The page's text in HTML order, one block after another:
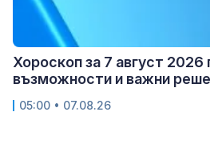
Хороскоп за 7 август 2026
възможности и важни
05:00 • 07.08.26